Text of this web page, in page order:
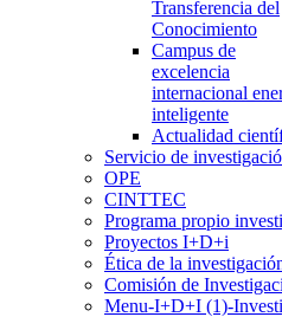
Transferencia del
Conocimiento
Campus de
excelencia
internacional
inteligente
Actualidad
Servicio de
OPE
CINTTEC
Programa propio
Proyectos I+D+i
Ética de la
Comisión de
Menu-I+D+I (1)-